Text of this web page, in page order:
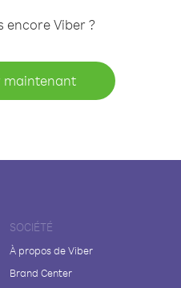
encore Viber ?
maintenant
SOCIÉTÉ
À propos de Viber
Brand Center